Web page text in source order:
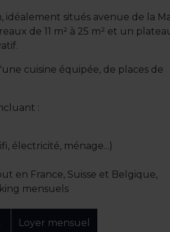
idéalement situés avenue de la
de 11 m² à 25 m² et un
cuisine équipée, de places de
:
électricité, ménage...)
en France, Suisse et Belgique,
mensuels
Loyer mensuel